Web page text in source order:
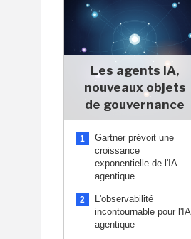
Les agents IA,
nouveaux objets
de gouvernance
1
Gartner prévoit une
croissance
exponentielle de l'IA
agentique
2
L'observabilité
incontournable pour l'IA
agentique